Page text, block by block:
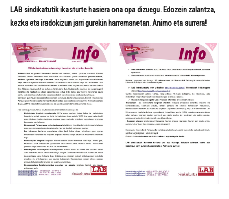
LAB sindikatutik ikasturte hasiera ona opa dizuegu. Edozein zalantza,
kezka eta iradokizun jarri gurekin harremanetan. Animo eta aurrera!